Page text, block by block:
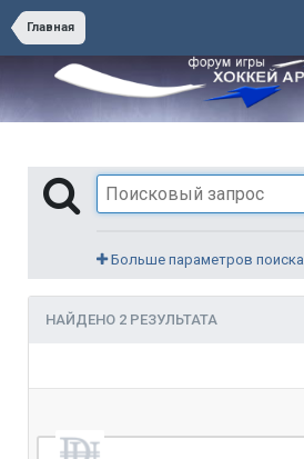
Главная
Больше параметров поиска
НАЙДЕНО 2 РЕЗУЛЬТАТА